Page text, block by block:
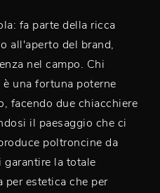
fa parte della ricca
all'aperto del brand,
nel campo. Chi
una fortuna poterne
facendo due chiacchiere
il paesaggio che ci
poltroncine da
la totale
estetica che per